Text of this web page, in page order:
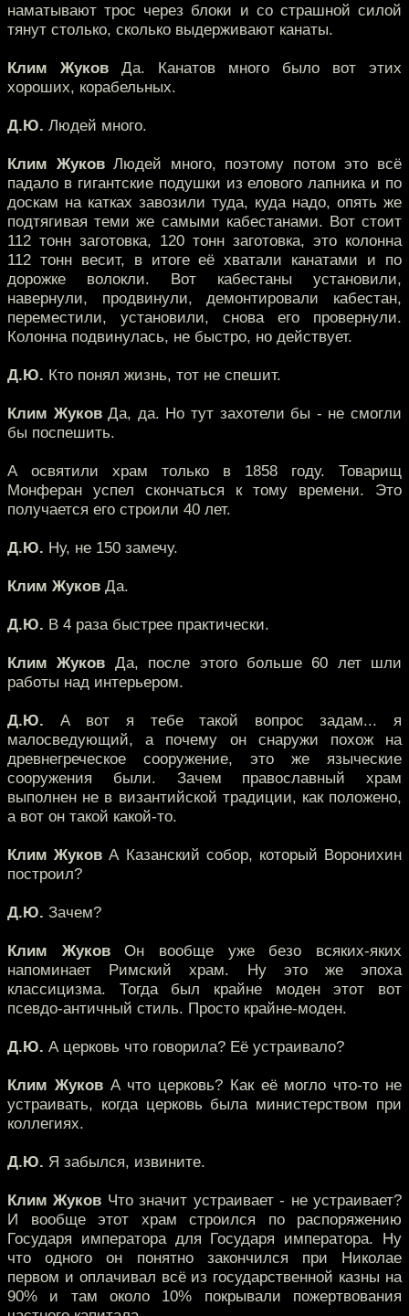
наматывают трос через блоки и со страшной силой
тянут столько, сколько выдерживают канаты.
Клим Жуков Да. Канатов много было вот этих
хороших, корабельных.
Д.Ю. Людей много.
Клим ЖуковЛюдей много, поэтому потом это всё
падало в гигантские подушки из елового лапника и по
доскам на катках завозили туда, куда надо, опять же
подтягивая теми же самыми кабестанами. Вот стоит
112 тонн заготовка, 120 тонн заготовка, это колонна
112 тонн весит, в итоге её хватали канатами и по
дорожке волокли. Вот кабестаны установили,
навернули, продвинули, демонтировали кабестан,
переместили, установили, снова его провернули.
Колонна подвинулась, не быстро, но действует.
Д.Ю. Кто понял жизнь, тот не спешит.
Клим ЖуковДа, да. Но тут захотели бы - не смогли
бы поспешить.
А освятили храм только в 1858 году. Товарищ
Монферан успел скончаться к тому времени. Это
получается его строили 40 лет.
Д.Ю. Ну, не 150 замечу.
Клим Жуков Да.
Д.Ю. В 4 раза быстрее практически.
Клим Жуков Да, после этого больше 60 лет шли
работы над интерьером.
Д.Ю. А вот я тебе такой вопрос задам... я
малосведующий, а почему он снаружи похож на
древнегреческое сооружение, это же языческие
сооружения были. Зачем православный храм
выполнен не в византийской традиции, как положено,
а вот он такой какой-то.
Клим Жуков А Казанский собор, который Воронихин
построил?
Д.Ю. Зачем?
Клим ЖуковОн вообще уже безо всяких-яких
напоминает Римский храм. Ну это же эпоха
классицизма. Тогда был крайне моден этот вот
псевдо-античный стиль. Просто крайне-моден.
Д.Ю. А церковь что говорила? Её устраивало?
Клим ЖуковА что церковь? Как её могло что-то не
устраивать, когда церковь была министерством при
коллегиях.
Д.Ю. Я забылся, извините.
Клим Жуков Что значит устраивает - не устраивает?
И вообще этот храм строился по распоряжению
Государя императора для Государя императора. Ну
что одного он понятно закончился при Николае
первом и оплачивал всё из государственной казны на
90% и там около 10% покрывали пожертвования